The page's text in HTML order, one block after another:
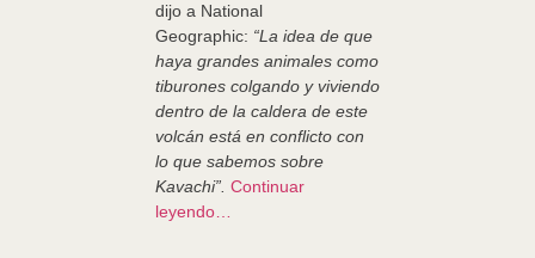
dijo a National
Geographic: “La idea de que
haya grandes animales como
tiburones colgando y viviendo
dentro de la caldera de este
volcán está en conflicto con
lo que sabemos sobre
Kavachi”. Continuar
leyendo…